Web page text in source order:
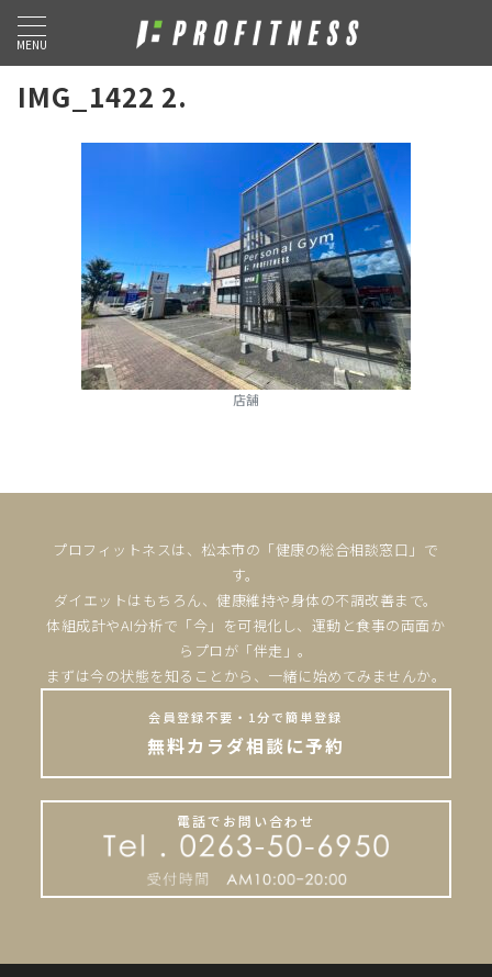
MENU
IMG_1422 2.
店舗
プロフィットネスは、松本市の「健康の総合相談窓口」で
す。
ダイエットはもちろん、健康維持や身体の不調改善まで。
体組成計やAI分析で「今」を可視化し、運動と食事の両面か
らプロが「伴走」。
まずは今の状態を知ることから、一緒に始めてみませんか。
会員登録不要・1分で簡単登録
無料カラダ相談に予約
電話でお問い合わせ